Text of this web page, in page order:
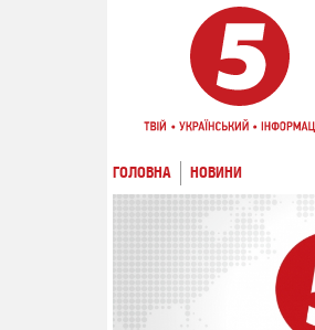
ГОЛОВНА НОВИНИ